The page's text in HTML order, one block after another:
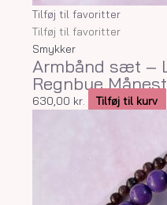
Tilføj til favoritter
Tilføj til favoritter
Smykker
Armbånd sæt –
Regnbue
630,00 kr. Tilføj til kurv